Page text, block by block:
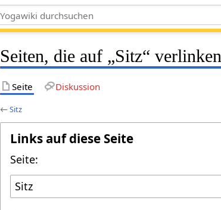
Seiten, die auf „Sitz“ verlinken
Seite Diskussion
←Sitz
Links auf diese Seite
Seite: